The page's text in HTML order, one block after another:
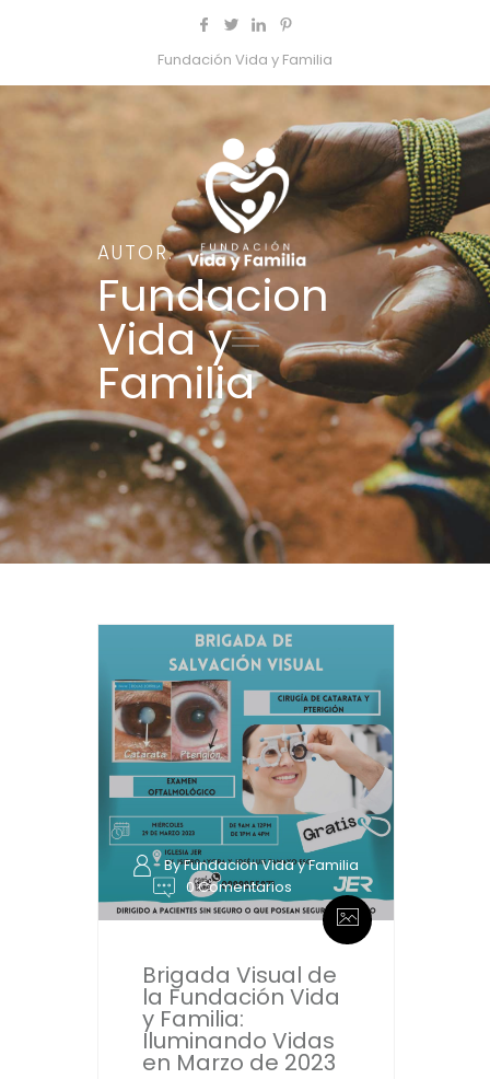
Fundación Vida y Familia
AUTOR.
Fundacion
Vida y
Familia
By Fundacion Vida y Familia
0 Comentarios
Brigada Visual de
la Fundación Vida
y Familia:
Iluminando Vidas
en Marzo de 2023